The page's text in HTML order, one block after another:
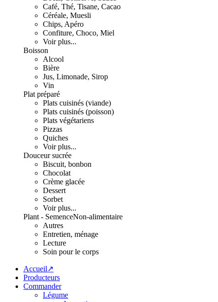
Café, Thé, Tisane, Cacao
Céréale, Muesli
Chips, Apéro
Confiture, Choco, Miel
Voir plus...
Boisson
Alcool
Bière
Jus, Limonade, Sirop
Vin
Plat préparé
Plats cuisinés (viande)
Plats cuisinés (poisson)
Plats végétariens
Pizzas
Quiches
Voir plus...
Douceur sucrée
Biscuit, bonbon
Chocolat
Crème glacée
Dessert
Sorbet
Voir plus...
Plant - SemenceNon-alimentaire
Autres
Entretien, ménage
Lecture
Soin pour le corps
Accueil↗
Producteurs
Commander
Légume